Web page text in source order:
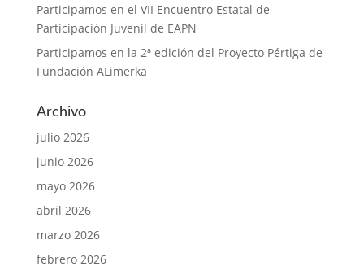
Participamos en el VII Encuentro Estatal de
Participación Juvenil de EAPN
Participamos en la 2ª edición del Proyecto Pértiga de
Fundación ALimerka
Archivo
julio 2026
junio 2026
mayo 2026
abril 2026
marzo 2026
febrero 2026